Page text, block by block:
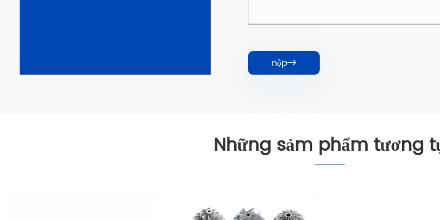
nộp
Những sảm phẩm tương